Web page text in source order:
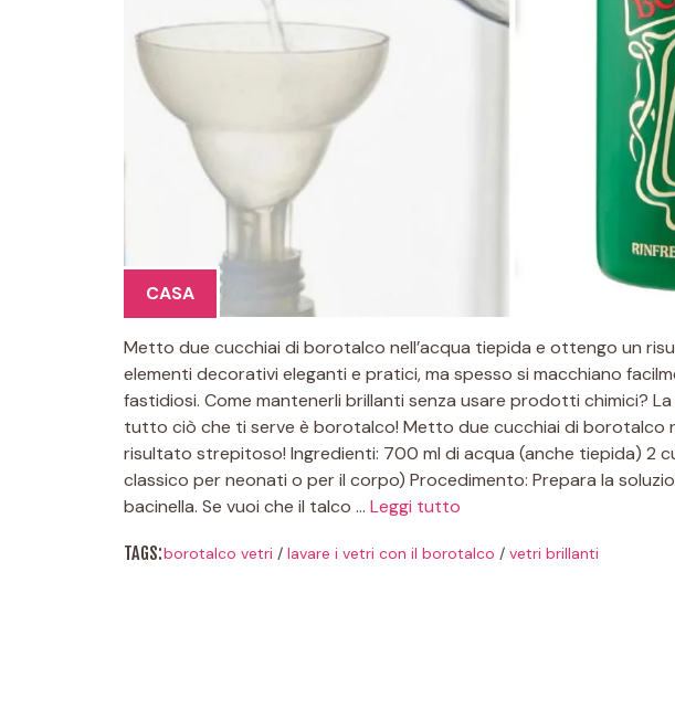
CASA
Metto due cucchiai di borotalco nell’acqua tiepida e ottengo un
elementi decorativi eleganti e pratici, ma spesso si macchiano
fastidiosi. Come mantenerli brillanti senza usare prodotti chimici?
tutto ciò che ti serve è borotalco! Metto due cucchiai di borotalco
risultato strepitoso! Ingredienti: 700 ml di acqua (anche tiepida) 2
classico per neonati o per il corpo) Procedimento: Prepara la
bacinella. Se vuoi che il talco … Leggi tutto
TAGS:borotalco vetri / lavare i vetri con il borotalco / vetri brillanti